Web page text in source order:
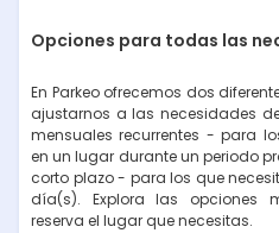
Opciones para todas las
En Parkeo ofrecemos dos
ajustarnos a las necesidades
mensuales recurrentes - para
en un lugar durante un periodo
corto plazo - para los que
día(s). Explora las opciones
reserva el lugar que necesitas.